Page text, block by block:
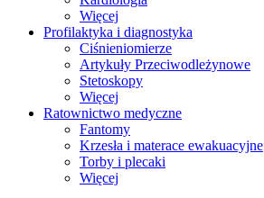
Więcej
Profilaktyka i diagnostyka
Ciśnieniomierze
Artykuły Przeciwodleżynowe
Stetoskopy
Więcej
Ratownictwo medyczne
Fantomy
Krzesła i materace ewakuacyjne
Torby i plecaki
Więcej